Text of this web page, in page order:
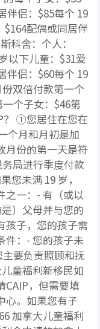
伴侣：$85每个 19
$164配偶或同居伴
科舍：个人：
以下儿童：$31爱
伴侣：$60每个 19
双倍付款第一个
个子女：$46第
？ ①您居住在您在
个月和月初是加
份的第一天是符
局进行季度付款
您未满 19 岁，
之一：- 有（或以
）父母并与您的
子，您的孩子需
件：- 您的孩子未
要负责照顾和抚
童福利新移民如
CAIP，但需要填
心。如果您有子
加拿大儿童福利